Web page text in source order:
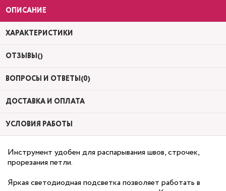
ОПИСАНИЕ
ХАРАКТЕРИСТИКИ
ОТЗЫВЫ()
ВОПРОСЫ И ОТВЕТЫ(0)
ДОСТАВКА И ОПЛАТА
УСЛОВИЯ РАБОТЫ
Инструмент удобен для распарывания швов, строчек,
прорезания петли.
Яркая светодиодная подсветка позволяет работать в